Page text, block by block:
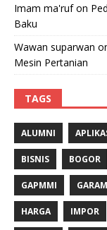
Imam ma'rufon
Baku
Wawan suparwan
Mesin Pertanian
TAGS
ALUMNI
BISNIS BOGOR
GAPMMI GARAM
HARGA IMPOR